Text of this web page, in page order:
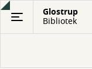
Gå
hovedindhold
Glostrup
Bibliotek